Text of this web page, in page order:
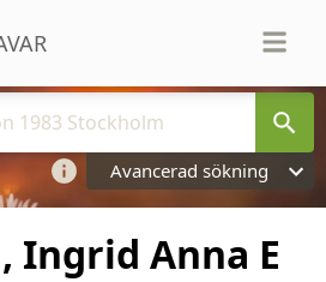
Avancerad sökning
Ingrid Anna E